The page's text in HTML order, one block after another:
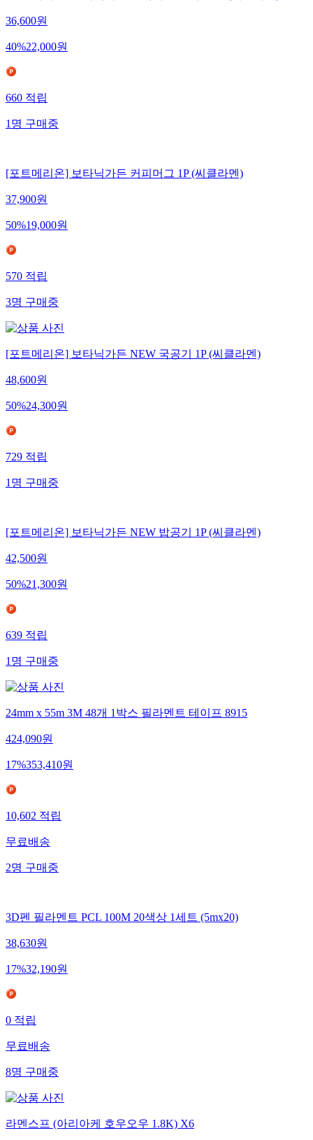
36,600원
40%22,000원
660적립
1명구매중
[포트메리온] 보타닉가든 커피머그 1P (씨클라멘)
37,900원
50%19,000원
570적립
3명구매중
[포트메리온] 보타닉가든 NEW 국공기 1P (씨클라멘)
48,600원
50%24,300원
729적립
1명구매중
[포트메리온] 보타닉가든 NEW 밥공기 1P (씨클라멘)
42,500원
50%21,300원
639적립
1명구매중
24mm x 55m 3M 48개 1박스 필라멘트 테이프 8915
424,090원
17%353,410원
10,602적립
무료배송
2명구매중
3D펜 필라멘트 PCL 100M 20색상 1세트 (5mx20)
38,630원
17%32,190원
0적립
무료배송
8명구매중
라멘스프 (아리아케 호우오우 1.8K) X6